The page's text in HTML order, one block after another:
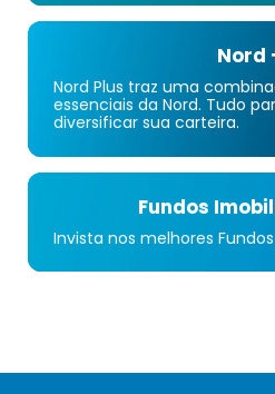
Nord
Nord Plus traz uma
essenciais da Nord. Tudo
diversificar sua carteira.
Fundos
Invista nos melhores